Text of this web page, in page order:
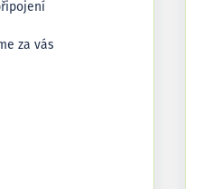
za vás